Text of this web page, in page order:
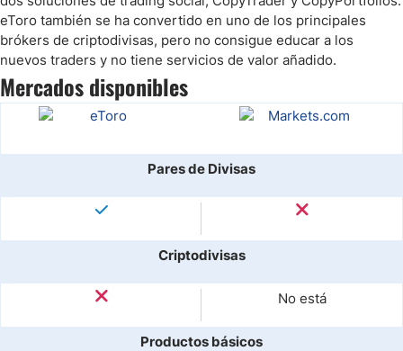
eToro también se ha convertido en uno de los principales
brókers de criptodivisas, pero no consigue educar a los
nuevos traders y no tiene servicios de valor añadido.
Mercados disponibles
Pares de Divisas
Criptodivisas
No está
Productos básicos